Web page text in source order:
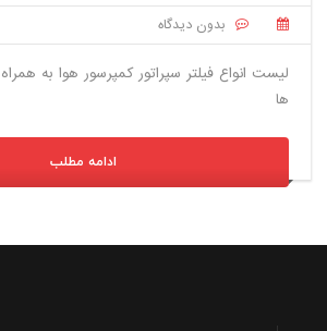
بدون دیدگاه
لیست انواع فیلتر سپراتور کمپرسور هوا به
ها
ادامه مطلب